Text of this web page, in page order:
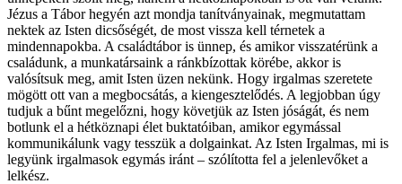
Jézus a Tábor hegyén azt mondja tanítványainak, megmutattam
nektek az Isten dicsőségét, de most vissza kell térnetek a
mindennapokba. A családtábor is ünnep, és amikor visszatérünk a
családunk, a munkatársaink a ránkbízottak körébe, akkor is
valósítsuk meg, amit Isten üzen nekünk. Hogy irgalmas szeretete
mögött ott van a megbocsátás, a kiengesztelődés. A legjobban úgy
tudjuk a bűnt megelőzni, hogy követjük az Isten jóságát, és nem
botlunk el a hétköznapi élet buktatóiban, amikor egymással
kommunikálunk vagy tesszük a dolgainkat. Az Isten Irgalmas, mi is
legyünk irgalmasok egymás iránt – szólította fel a jelenlevőket a
lelkész.